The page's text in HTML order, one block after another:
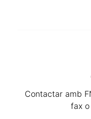
Contactar amb
fax